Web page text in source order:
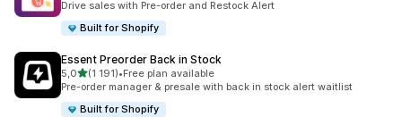
Drive sales with Pre-order and Restock Alert
Built for Shopify
Essent Preorder Back in Stock
5,0na 5 gwiazdek
(1 191)
Łączna liczba recenzji: 1191
•Free plan available
Pre-order manager & presale with back in stock alert waitlist
Built for Shopify